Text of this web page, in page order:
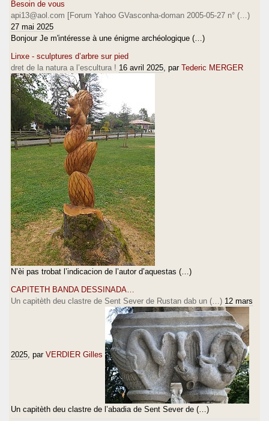
Besoin de vous
api13@aol.com [Forum Yahoo GVasconha-doman 2005-05-27 n° (…)
27 mai 2025
Bonjour Je m'intéresse à une énigme archéologique (…)
Linxe - sculptures d’arbre sur pied
dret de la natura a l’escultura ! 16 avril 2025 , par Tederic MERGER
N’èi pas trobat l’indicacion de l’autor d’aquestas (…)
CAPITETH BANDA DESSINADA…
Un capitèth deu clastre de Sent Sever de Rustan dab un (…) 12 mars
2025 , par VERDIER Gilles
Un capitèth deu clastre de l’abadia de Sent Sever de (…)